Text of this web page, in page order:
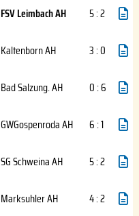
FSV Leimbach AH
5 : 2
Kaltenborn AH
3 : 0
Bad Salzung. AH
0 : 6
GWGospenroda AH
6 : 1
SG Schweina AH
5 : 2
Marksuhler AH
4 : 2